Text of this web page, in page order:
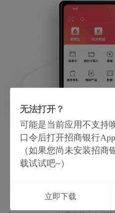
无法打开？
可能是当前应用不支持
口令后打开招商银行
（如果您尚未安装招商
载试试吧~）
立即下载